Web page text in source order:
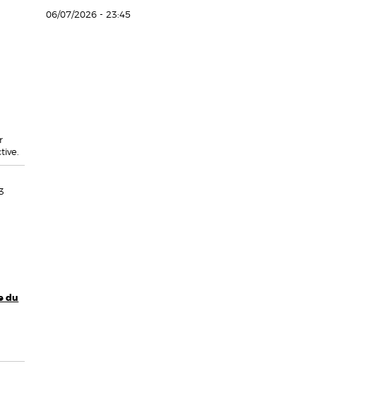
du
06/07/2026 - 23:45